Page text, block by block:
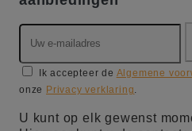
Ik accepteer de Algemene
onze Privacy verklaring
U kunt op elk gewenst